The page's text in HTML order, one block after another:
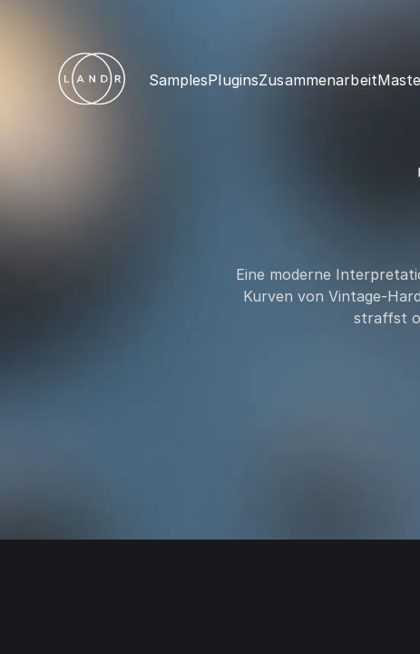
SamplesPluginsZusammenarbeit
Eine moderne
Kurven von Vintage-
straffst